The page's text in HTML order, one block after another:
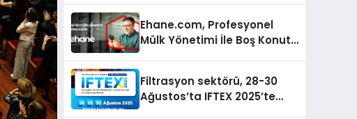
Ehane.com, Profesyonel
Mülk Yönetimi İle Boş Konut
Filtrasyon sektörü, 28-30
Ağustos’ta IFTEX 2025’te